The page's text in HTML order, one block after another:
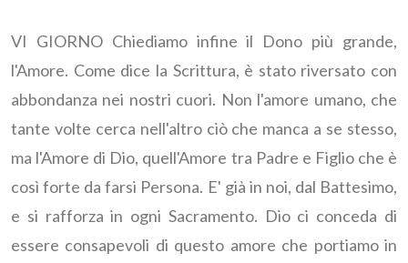
VI GIORNO Chiediamo infine il Dono più grande,
l'Amore. Come dice la Scrittura, è stato riversato con
abbondanza nei nostri cuori. Non l'amore umano, che
tante volte cerca nell'altro ciò che manca a se stesso,
ma l'Amore di Dio, quell'Amore tra Padre e Figlio che è
così forte da farsi Persona. E' già in noi, dal Battesimo,
e si rafforza in ogni Sacramento. Dio ci conceda di
essere consapevoli di questo amore che portiamo in